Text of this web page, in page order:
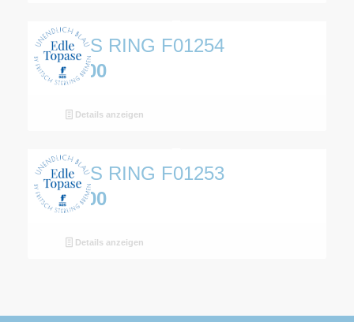
TOPAS RING F01254
€ 165,00
Details anzeigen
TOPAS RING F01253
€ 159,00
Details anzeigen